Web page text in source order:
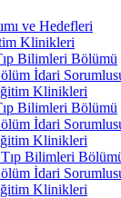
ve Hedefleri
Klinikleri
Bilimleri Bölümü
İdari
Klinikleri
Bilimleri Bölümü
İdari
Klinikleri
Bilimleri
İdari
Klinikleri